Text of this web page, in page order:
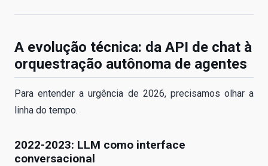
A evolução técnica: da API de chat à
orquestração autônoma de agentes
Para entender a urgência de 2026, precisamos olhar a
linha do tempo.
2022-2023: LLM como interface
conversacional